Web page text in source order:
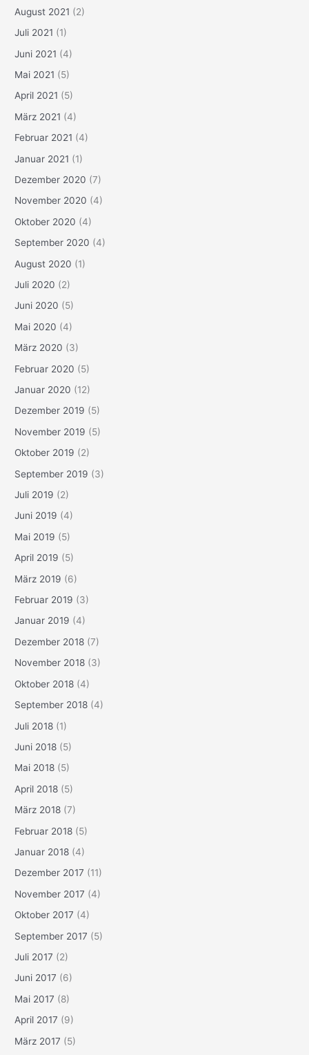
August 2021 (2)
Juli 2021 (1)
Juni 2021 (4)
Mai 2021 (5)
April 2021 (5)
März 2021 (4)
Februar 2021 (4)
Januar 2021 (1)
Dezember 2020 (7)
November 2020 (4)
Oktober 2020 (4)
September 2020 (4)
August 2020 (1)
Juli 2020 (2)
Juni 2020 (5)
Mai 2020 (4)
März 2020 (3)
Februar 2020 (5)
Januar 2020 (12)
Dezember 2019 (5)
November 2019 (5)
Oktober 2019 (2)
September 2019 (3)
Juli 2019 (2)
Juni 2019 (4)
Mai 2019 (5)
April 2019 (5)
März 2019 (6)
Februar 2019 (3)
Januar 2019 (4)
Dezember 2018 (7)
November 2018 (3)
Oktober 2018 (4)
September 2018 (4)
Juli 2018 (1)
Juni 2018 (5)
Mai 2018 (5)
April 2018 (5)
März 2018 (7)
Februar 2018 (5)
Januar 2018 (4)
Dezember 2017 (11)
November 2017 (4)
Oktober 2017 (4)
September 2017 (5)
Juli 2017 (2)
Juni 2017 (6)
Mai 2017 (8)
April 2017 (9)
März 2017 (5)